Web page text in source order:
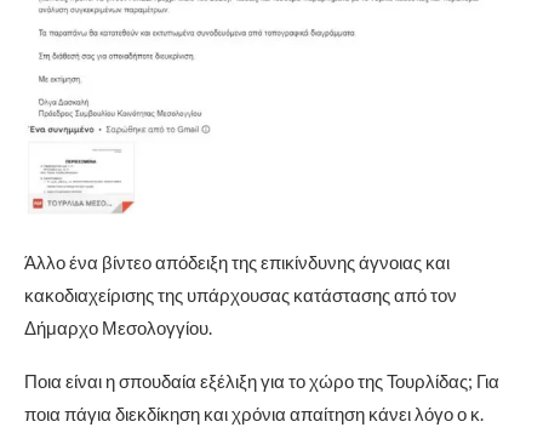
Άλλο ένα βίντεο απόδειξη της επικίνδυνης άγνοιας και
κακοδιαχείρισης της υπάρχουσας κατάστασης από τον
Δήμαρχο Μεσολογγίου.
Ποια είναι η σπουδαία εξέλιξη για το χώρο της Τουρλίδας; Για
ποια πάγια διεκδίκηση και χρόνια απαίτηση κάνει λόγο ο κ.